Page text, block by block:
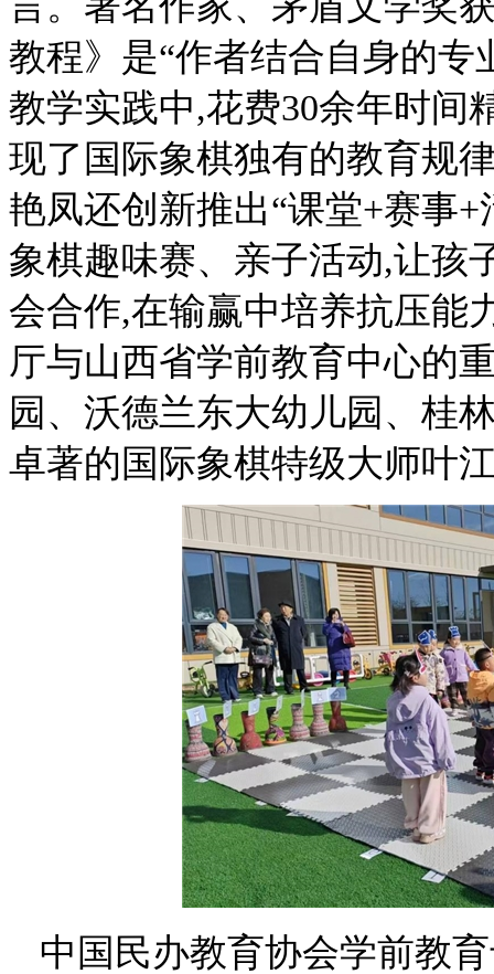
教程》是“作者结合自身的
教学实践中,花费30余年时
现了国际象棋独有的教育规
艳凤还创新推出“课堂+赛事
象棋趣味赛、亲子活动,让孩
会合作,在输赢中培养抗压能
厅与山西省学前教育中心的
园、沃德兰东大幼儿园、桂
卓著的国际象棋特级大师叶
中国民办教育协会学前教